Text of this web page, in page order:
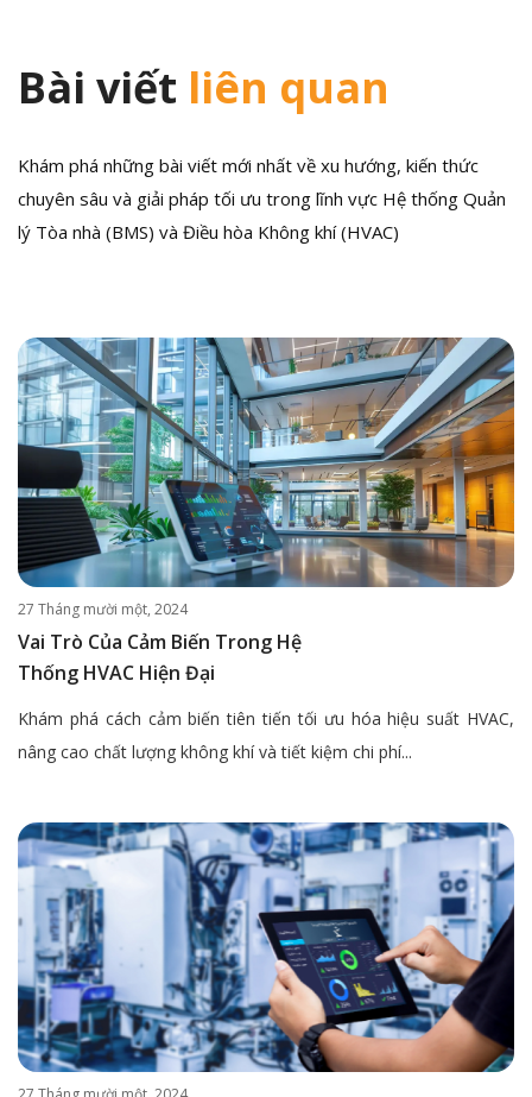
Bài viết liên quan
Khám phá những bài viết mới nhất về xu hướng, kiến thức
chuyên sâu và giải pháp tối ưu trong lĩnh vực Hệ thống Quản
lý Tòa nhà (BMS) và Điều hòa Không khí (HVAC)
27 Tháng mười một, 2024
Vai Trò Của Cảm Biến Trong Hệ
Thống HVAC Hiện Đại
Khám phá cách cảm biến tiên tiến tối ưu hóa hiệu suất HVAC,
nâng cao chất lượng không khí và tiết kiệm chi phí...